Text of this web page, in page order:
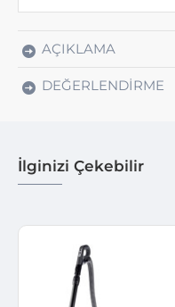
AÇIKLAMA
DEĞERLENDIRME
İlginizi Çekebilir